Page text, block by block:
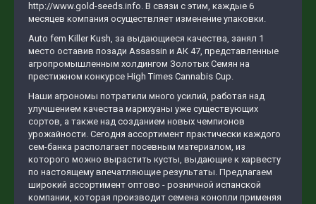
http://www.gold-seeds.info. В связи с этим, каждые 6
месяцев компания осуществляет изменение упаковки.
Auto fem Killer Kush, за выдающиеся качества, занял 1
место оставив позади Assassin и АК 47, представленные
агропромышленным холдингом Золотых Семян на
престижном конкурсе High Times Cannabis Cup.
Наши агрономы потратили много усилий, работая над
улучшением качества марихуаны уже существующих
сортов, а также над созданием новых чемпионов
урожайности. Сегодня ассортимент практически каждого
сем-банка располагает посевным материалом, из
которого можно вырастить кусты, выдающие к харвесту
по настоящему впечатляющие результаты. Предлагаем
широкий ассортимент оптово - розничной испанской
компании, которая производит семена конопли применяя